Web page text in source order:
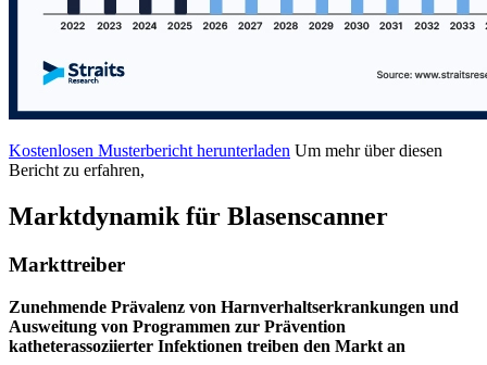
Kostenlosen Musterbericht herunterladen Um mehr über diesen
Bericht zu erfahren,
Marktdynamik für Blasenscanner
Markttreiber
Zunehmende Prävalenz von Harnverhaltserkrankungen und
Ausweitung von Programmen zur Prävention
katheterassoziierter Infektionen treiben den Markt an